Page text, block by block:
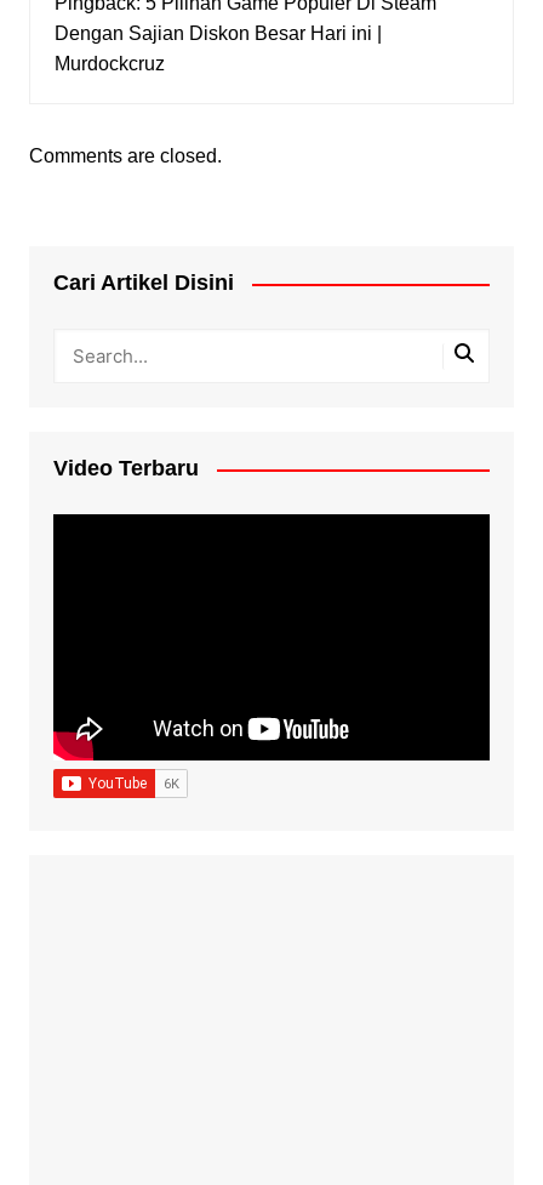
Dengan Sajian Diskon Besar Hari ini |
Murdockcruz
Comments are closed.
Cari Artikel Disini
Video Terbaru